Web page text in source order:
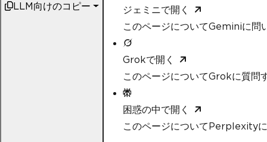
LLM向けのコピー
ジェミニで開く
このページについてGeminiに問
Grokで開く
このページについてGrokに質問
困惑の中で開く
このページについてPerplexity